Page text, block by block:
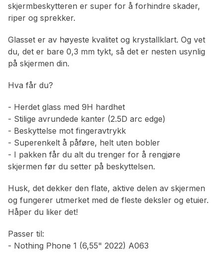
skjermbeskytteren er super for å forhindre skader,
riper og sprekker.
Glasset er av høyeste kvalitet og krystallklart. Og vet
du, det er bare 0,3 mm tykt, så det er nesten usynlig
på skjermen din.
Hva får du?
- Herdet glass med 9H hardhet
- Stilige avrundede kanter (2.5D arc edge)
- Beskyttelse mot fingeravtrykk
- Superenkelt å påføre, helt uten bobler
- I pakken får du alt du trenger for å rengjøre
skjermen før du setter på beskyttelsen.
Husk, det dekker den flate, aktive delen av skjermen
og fungerer utmerket med de fleste deksler og etuier.
Håper du liker det!
Passer til:
- Nothing Phone 1 (6,55" 2022) A063